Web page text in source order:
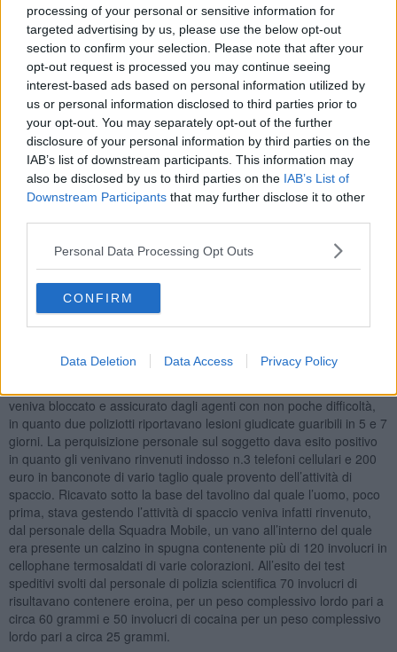
processing of your personal or sensitive information for
targeted advertising by us, please use the below opt-out
section to confirm your selection. Please note that after your
opt-out request is processed you may continue seeing
interest-based ads based on personal information utilized by
us or personal information disclosed to third parties prior to
your opt-out. You may separately opt-out of the further
disclosure of your personal information by third parties on the
IAB’s list of downstream participants. This information may
also be disclosed by us to third parties on the IAB’s List of
Downstream Participants that may further disclose it to other
Personal Data Processing Opt Outs
CONFIRM
Data Deletion Data Access Privacy Policy
Arezzo per gli adempimenti del caso.
A questo punto, gli operatori della Squadra Mobile, avendo notato
uscire e rientrare più volte il pusher dal circolo oggetto d’attenzione,
decidevano di effettuare una perquisizione all’interno del locale.
Fatto ingresso all’interno del locale veniva fermato ed identificato il
titolare dell’attività, anch’egli cittadino nigeriano, regolare sul
territorio, il quale, sotto il bancone del bar posto al piano terra,
occultava una busta in plastica con all’interno Marjuana per un
peso lordo complessivo pari a circa 70 grammi, oltre ad un
bilancino elettronico digitale di precisione perfettamente
funzionante, vario materiale per il taglio ed il confezionamento dello
stupefacente ed 860 euro in banconote di vario taglio, occultate in
dell’attività di spaccio.
Contemporaneamente altri operatori della Squadra Mobile si
recavano al piano superiore soppalcato, dove veniva trovato un
altro cittadino di nazionalità nigeriana mentre, seduto ad un
comunicazione, il soggetto in questione, tentava una precipitosa
fuga saltando dalla balaustra del soppalco e provando a
veniva bloccato e assicurato dagli agenti con non poche difficoltà,
in quanto due poliziotti riportavano lesioni giudicate guaribili in 5 e 7
giorni. La perquisizione personale sul soggetto dava esito positivo
in quanto gli venivano rinvenuti indosso n.3 telefoni cellulari e 200
euro in banconote di vario taglio quale provento dell’attività di
spaccio. Ricavato sotto la base del tavolino dal quale l’uomo, poco
prima, stava gestendo l’attività di spaccio veniva infatti rinvenuto,
dal personale della Squadra Mobile, un vano all’interno del quale
era presente un calzino in spugna contenente più di 120 involucri in
cellophane termosaldati di varie colorazioni. All’esito dei test
speditivi svolti dal personale di polizia scientifica 70 involucri di
risultavano contenere eroina, per un peso complessivo lordo pari a
circa 60 grammi e 50 involucri di cocaina per un peso complessivo
lordo pari a circa 25 grammi.